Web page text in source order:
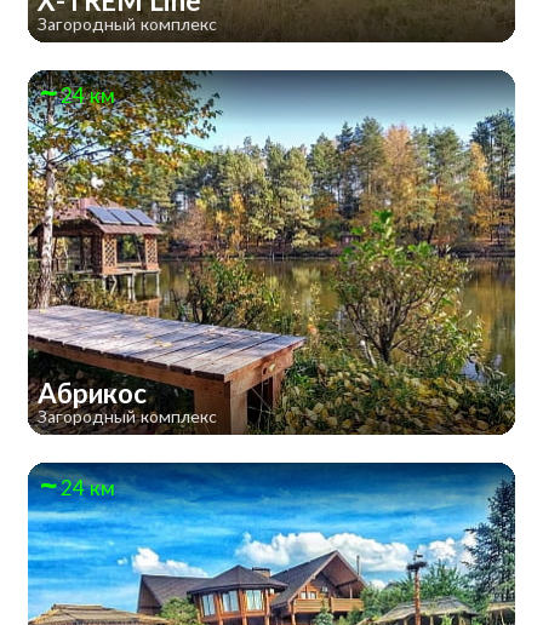
Загородный комплекс
24 км
Абрикос
Загородный комплекс
24 км